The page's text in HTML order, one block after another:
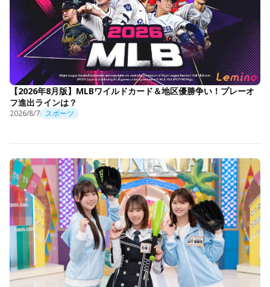
【2026年8月版】MLBワイルドカード＆地区優勝争い！プレーオ
フ進出ラインは？
2026/8/7 スポーツ